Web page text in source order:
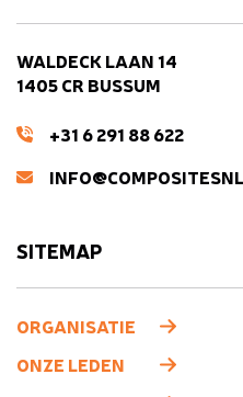
WALDECK LAAN 14
1405 CR BUSSUM
+31 6 291 88 622
SITEMAP
ORGANISATIE
ONZE LEDEN